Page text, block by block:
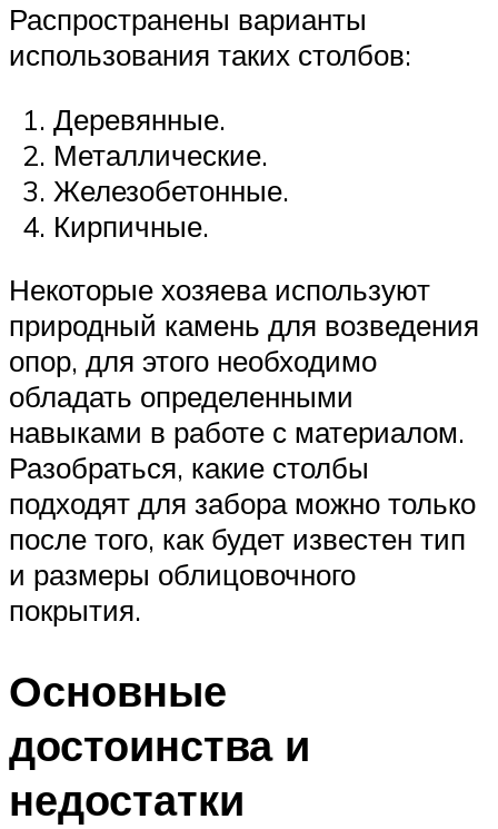
Распространены варианты
использования таких столбов:
Деревянные.
Металлические.
Железобетонные.
Кирпичные.
Некоторые хозяева используют
природный камень для возведения
опор, для этого необходимо
обладать определенными
навыками в работе с материалом.
Разобраться, какие столбы
подходят для забора можно только
после того, как будет известен тип
и размеры облицовочного
покрытия.
Основные
достоинства и
недостатки